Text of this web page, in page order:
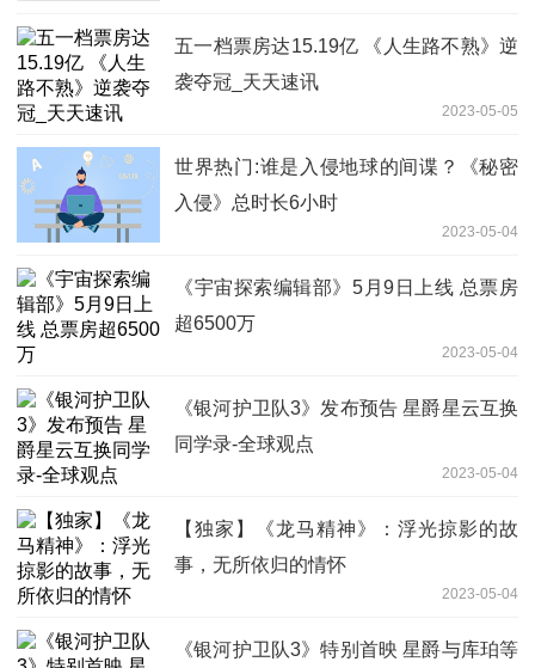
五一档票房达15.19亿 《人生路不熟》逆
袭夺冠_天天速讯
2023-05-05
世界热门:谁是入侵地球的间谍？《秘密
入侵》总时长6小时
2023-05-04
《宇宙探索编辑部》5月9日上线 总票房
超6500万
2023-05-04
《银河护卫队3》发布预告 星爵星云互换
同学录-全球观点
2023-05-04
【独家】《龙马精神》：浮光掠影的故
事，无所依归的情怀
2023-05-04
《银河护卫队3》特别首映 星爵与库珀等